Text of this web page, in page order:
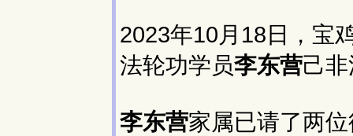
2023年10月18日，宝
法轮功学员李东营己
李东营家属已请了两